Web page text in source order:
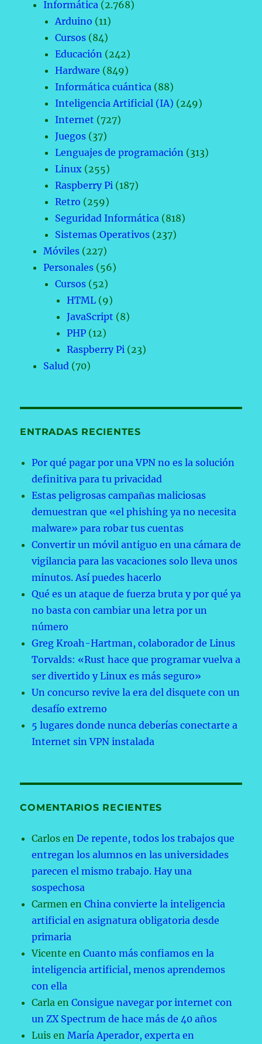
Informática (2.768)
Arduino (11)
Cursos (84)
Educación (242)
Hardware (849)
Informática cuántica (88)
Inteligencia Artificial (IA) (249)
Internet (727)
Juegos (37)
Lenguajes de programación (313)
Linux (255)
Raspberry Pi (187)
Retro (259)
Seguridad Informática (818)
Sistemas Operativos (237)
Móviles (227)
Personales (56)
Cursos (52)
HTML (9)
JavaScript (8)
PHP (12)
Raspberry Pi (23)
Salud (70)
ENTRADAS RECIENTES
Por qué pagar por una VPN no es la solución
definitiva para tu privacidad
Estas peligrosas campañas maliciosas
demuestran que «el phishing ya no necesita
malware» para robar tus cuentas
Convertir un móvil antiguo en una cámara de
vigilancia para las vacaciones solo lleva unos
minutos. Así puedes hacerlo
Qué es un ataque de fuerza bruta y por qué ya
no basta con cambiar una letra por un
número
Greg Kroah-Hartman, colaborador de Linus
Torvalds: «Rust hace que programar vuelva a
ser divertido y Linux es más seguro»
Un concurso revive la era del disquete con un
desafío extremo
5 lugares donde nunca deberías conectarte a
Internet sin VPN instalada
COMENTARIOS RECIENTES
Carlos enDe repente, todos los trabajos que
entregan los alumnos en las universidades
parecen el mismo trabajo. Hay una
sospechosa
Carmen enChina convierte la inteligencia
artificial en asignatura obligatoria desde
primaria
Vicente enCuanto más confiamos en la
inteligencia artificial, menos aprendemos
con ella
Carla enConsigue navegar por internet con
un ZX Spectrum de hace más de 40 años
Luis enMaría Aperador, experta en